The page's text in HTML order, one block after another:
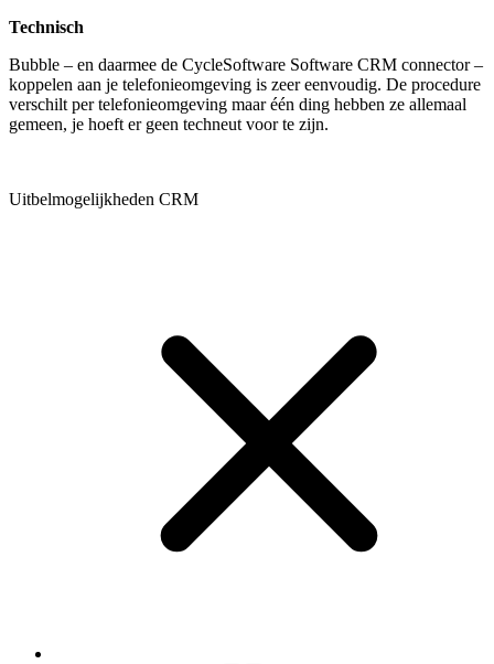
Technisch
Bubble – en daarmee de CycleSoftware Software CRM connector –
koppelen aan je telefonieomgeving is zeer eenvoudig. De procedure
verschilt per telefonieomgeving maar één ding hebben ze allemaal
gemeen, je hoeft er geen techneut voor te zijn.
Uitbelmogelijkheden CRM